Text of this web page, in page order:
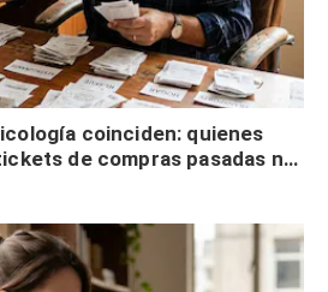
coinciden: quienes
de compras pasadas no
que tienen necesidad de